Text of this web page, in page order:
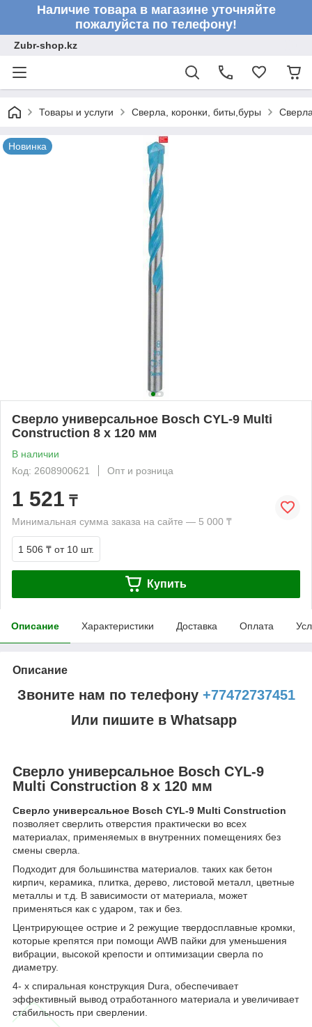
Наличие товара в магазине уточняйте
пожалуйста по телефону!
Zubr-shop.kz
Товары и услуги Сверла, коронки, биты,буры
Новинка
Сверло универсальное Bosch CYL-9 Multi
Construction 8 x 120 мм
В наличии
Код: 2608900621
Опт и розница
1 521 ₸
Минимальная сумма заказа на сайте — 5 000 ₸
1 506 ₸ от 10 шт.
Купить
Описание Характеристики Доставка Оплата
Описание
Звоните нам по телефону +77472737451
Или пишите в Whatsapp
Сверло универсальное Bosch CYL-9
Multi Construction 8 x 120 мм
Сверло универсальное Bosch CYL-9 Multi Construction
позволяет сверлить отверстия практически во всех
материалах, применяемых в внутренних помещениях без
смены сверла.
Подходит для большинства материалов. таких как бетон
кирпич, керамика, плитка, дерево, листовой металл, цветные
металлы и т.д. В зависимости от материала, может
применяться как с ударом, так и без.
Центрирующее острие и 2 режущие твердосплавные кромки,
которые крепятся при помощи AWB пайки для уменьшения
вибрации, высокой крепости и оптимизации сверла по
диаметру.
4- х спиральная конструкция Dura, обеспечивает
эффективный вывод отработанного материала и увеличивает
стабильность при сверлении.